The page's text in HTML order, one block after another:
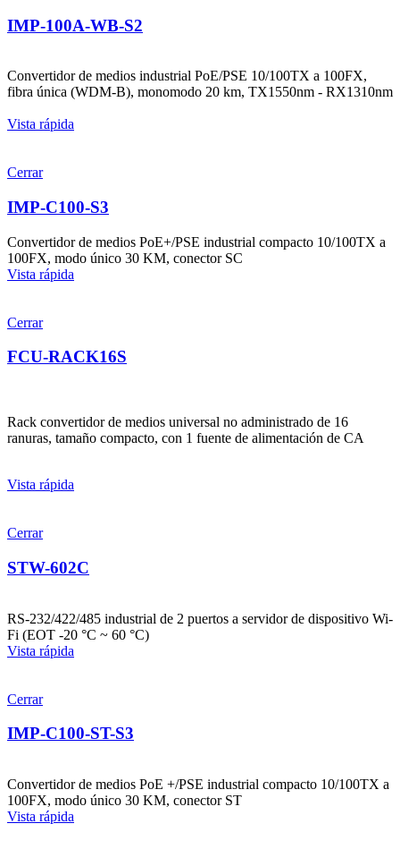
IMP-100A-WB-S2
Convertidor de medios industrial PoE/PSE 10/100TX a 100FX,
fibra única (WDM-B), monomodo 20 km, TX1550nm - RX1310nm
Vista rápida
Cerrar
IMP-C100-S3
Convertidor de medios PoE+/PSE industrial compacto 10/100TX a
100FX, modo único 30 KM, conector SC
Vista rápida
Cerrar
FCU-RACK16S
Rack convertidor de medios universal no administrado de 16
ranuras, tamaño compacto, con 1 fuente de alimentación de CA
Vista rápida
Cerrar
STW-602C
RS-232/422/485 industrial de 2 puertos a servidor de dispositivo Wi-
Fi (EOT -20 °C ~ 60 °C)
Vista rápida
Cerrar
IMP-C100-ST-S3
Convertidor de medios PoE +/PSE industrial compacto 10/100TX a
100FX, modo único 30 KM, conector ST
Vista rápida